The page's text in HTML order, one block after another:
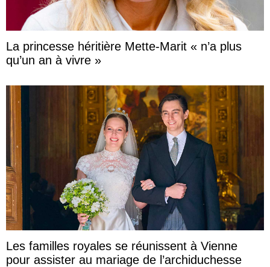
La princesse héritière Mette-Marit « n’a plus
qu’un an à vivre »
Les familles royales se réunissent à Vienne
pour assister au mariage de l’archiduchesse